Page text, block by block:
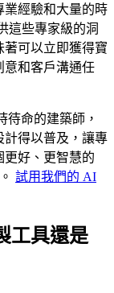
業經驗和大量的時
這些專家級的洞
著可以立即獲得寶
意和客戶溝通任
待命的建築師，
計得以普及，讓專
更好、更智慧的
試用我們的 AI
工具還是